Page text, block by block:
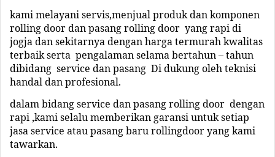
kami melayani servis,menjual produk dan komponen
rolling door dan pasang rolling door yang rapi di
jogjadan sekitarnya dengan harga termurah kwalitas
terbaik serta pengalaman selama bertahun – tahun
dibidang service dan pasang Di dukung oleh teknisi
handal dan profesional.
dalam bidang service dan pasang rolling door dengan
rapi ,kami selalu memberikan garansi untuk setiap
jasa service atau pasang baru rollingdoor yang kami
tawarkan.